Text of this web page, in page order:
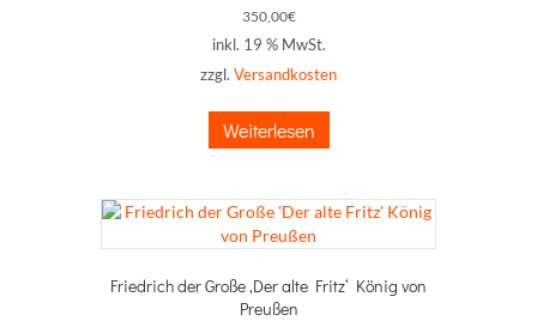
350,00€
inkl. 19 % MwSt.
zzgl. Versandkosten
Weiterlesen
Friedrich der Große ‚Der alte Fritz‘ König von
Preußen